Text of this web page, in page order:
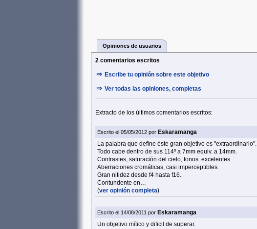
Opiniones de usuarios
2 comentarios escritos
⇒ Escribe tu opinión sobre este objetivo
⇒ Ver todas las opiniones, completas
Extracto de los últimos comentarios escritos:
Escrito el 05/05/2012 por Eskaramanga
La palabra que define éste gran objetivo es "extraordinario".
Todo cabe dentro de sus 114º a 7mm equiv. a 14mm.
Contrastes, saturación del cielo, tonos..excelentes.
Aberraciones cromáticas, casi imperceptibles.
Gran nitidez desde f4 hasta f16.
Contundente en…
(ver opinión completa)
Escrito el 14/08/2011 por Eskaramanga
Un objetivo mítico y dificil de superar.